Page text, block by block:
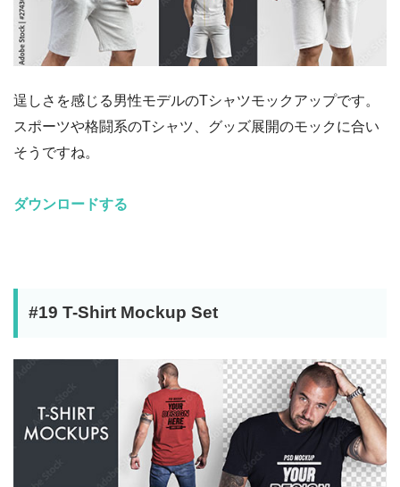
逞しさを感じる男性モデルのTシャツモックアップです。
スポーツや格闘系のTシャツ、グッズ展開のモックに合い
そうですね。
ダウンロードする
#19 T-Shirt Mockup Set